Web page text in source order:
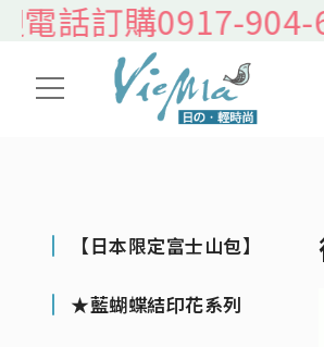
訂購0917-904-
【日本限定富士山包】
★藍蝴蝶結印花系列